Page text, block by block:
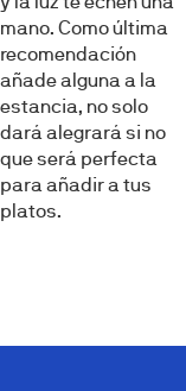
mano. Como última
recomendación
añade alguna a la
estancia, no solo
dará alegrará si no
que será perfecta
para añadir a tus
platos.